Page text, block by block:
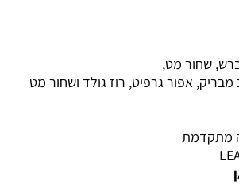
שחור מט,
אפור גרפיט, רוז גולד ושחור מט